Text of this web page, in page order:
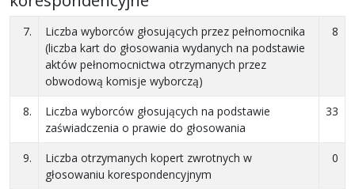
7.
Liczba wyborców głosujących przez pełnomocnika
(liczba kart do głosowania wydanych na podstawie
aktów pełnomocnictwa otrzymanych przez
obwodową komisje wyborczą)
8
8.
Liczba wyborców głosujących na podstawie
zaświadczenia o prawie do głosowania
33
9.
Liczba otrzymanych kopert zwrotnych w
głosowaniu korespondencyjnym
0